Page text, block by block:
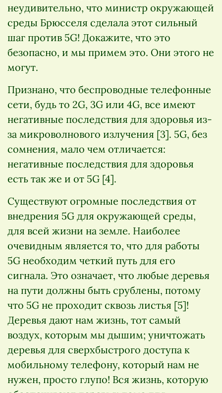
неудивительно, что министр окружающей
среды Брюсселя сделала этот сильный
шаг против 5G! Докажите, что это
безопасно, и мы примем это. Они этого не
могут.
Признано, что беспроводные телефонные
сети, будь то 2G, 3G или 4G, все имеют
негативные последствия для здоровья из-
за микроволнового излучения [3]. 5G, без
сомнения, мало чем отличается:
негативные последствия для здоровья
есть так же и от 5G [4].
Существуют огромные последствия от
внедрения 5G для окружающей среды,
для всей жизни на земле. Наиболее
очевидным является то, что для работы
5G необходим четкий путь для его
сигнала. Это означает, что любые деревья
на пути должны быть срублены, потому
что 5G не проходит сквозь листья [5]!
Деревья дают нам жизнь, тот самый
воздух, которым мы дышим; уничтожать
деревья для сверхбыстрого доступа к
мобильному телефону, который нам не
нужен, просто глупо! Вся жизнь, которую